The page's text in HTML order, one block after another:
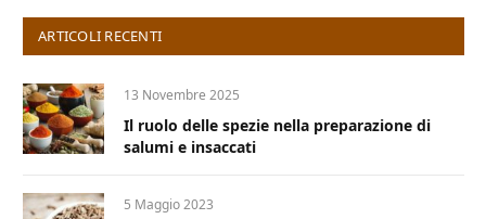
ARTICOLI RECENTI
13 Novembre 2025
Il ruolo delle spezie nella preparazione di
salumi e insaccati
5 Maggio 2023